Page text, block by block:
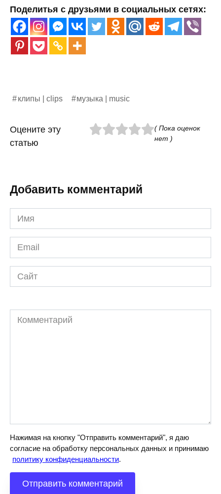
Поделитья с друзьями в социальных сетях:
клипы | clips музыка | music
Оцените эту
статью
( Пока оценок
нет )
Добавить комментарий
Имя
*
Email
*
Сайт
Комментарий
Нажимая на кнопку "Отправить комментарий", я даю
согласие на обработку персональных данных и принимаю
политику конфиденциальности.